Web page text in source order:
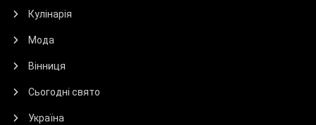
Кулінарія
Мода
Вінниця
Сьогодні свято
Україна